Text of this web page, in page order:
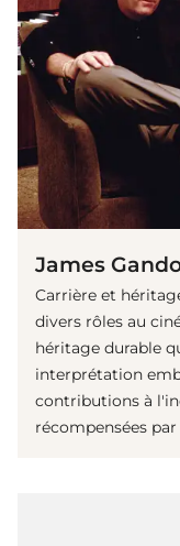
James
Carrière et
divers rôles au
héritage durable
interprétation
contributions à
récompensées